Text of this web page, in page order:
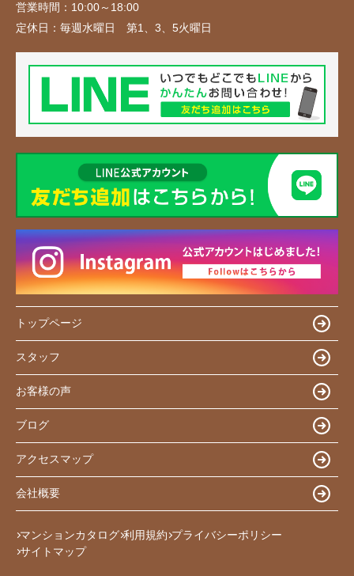
営業時間： 10:00～18:00
定休日： 毎週水曜日 第1、3、5火曜日
トップページ
スタッフ
お客様の声
ブログ
アクセスマップ
会社概要
マンションカタログ 利用規約 プライバシーポリシー
サイトマップ